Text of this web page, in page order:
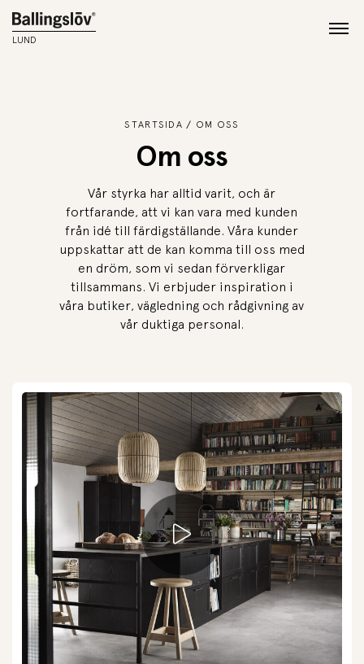
LUND
STARTSIDA OM OSS
Om oss
Vår styrka har alltid varit, och är
fortfarande, att vi kan vara med kunden
från idé till färdigställande. Våra kunder
uppskattar att de kan komma till oss med
en dröm, som vi sedan förverkligar
tillsammans. Vi erbjuder inspiration i
våra butiker, vägledning och rådgivning av
vår duktiga personal.